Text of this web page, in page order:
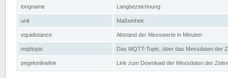
longname Langbezeichnung
unit Maßeinheit
equidistance Abstand der Messwerte in Minuten
mqtttopic Das MQTT-Topic, über das Messdaten der
pegelonlinelink Link zum Download der Messdaten der